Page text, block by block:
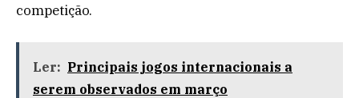
competição.
Ler: Principais jogos internacionais a
serem observados em março